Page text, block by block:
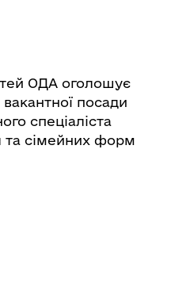
ОДА оголошує
посади
спеціаліста
та сімейних форм